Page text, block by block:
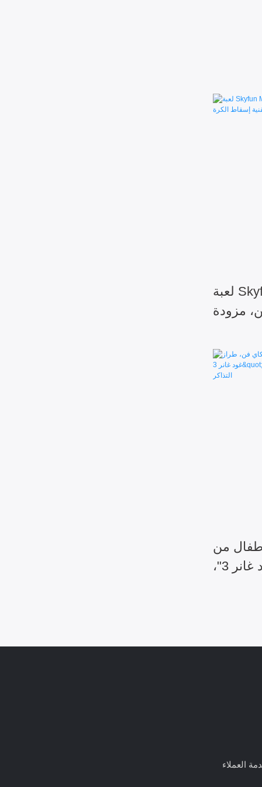
لعبة Skyfun Magic Ball Miracle
مزودة
من
سكاي فن، طراز "أمو غود غانر 3"،